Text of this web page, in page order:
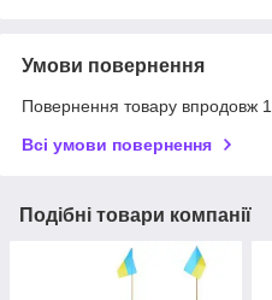
Умови повернення
Повернення товару впродовж
Всі умови повернення
Подібні товари компанії